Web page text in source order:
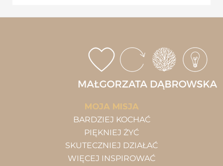
MOJA MISJA
BARDZIEJ KOCHAĆ
PIĘKNIEJ ŻYĆ
SKUTECZNIEJ DZIAŁAĆ
WIĘCEJ INSPIROWAĆ